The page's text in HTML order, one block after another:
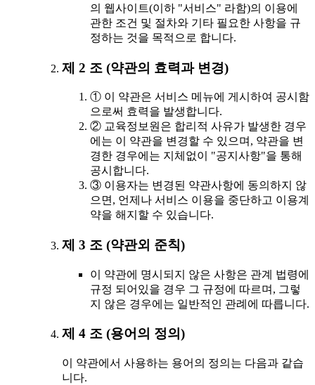
의 웹사이트(이하 "서비스" 라함)의 이용에
관한 조건 및 절차와 기타 필요한 사항을 규
정하는 것을 목적으로 합니다.
제 2 조 (약관의 효력과 변경)
① 이 약관은 서비스 메뉴에 게시하여 공시함
으로써 효력을 발생합니다.
② 교육정보원은 합리적 사유가 발생한 경우
에는 이 약관을 변경할 수 있으며, 약관을 변
경한 경우에는 지체없이 "공지사항"을 통해
공시합니다.
③ 이용자는 변경된 약관사항에 동의하지 않
으면, 언제나 서비스 이용을 중단하고 이용계
약을 해지할 수 있습니다.
제 3 조 (약관외 준칙)
이 약관에 명시되지 않은 사항은 관계 법령에
규정 되어있을 경우 그 규정에 따르며, 그렇
지 않은 경우에는 일반적인 관례에 따릅니다.
제 4 조 (용어의 정의)
이 약관에서 사용하는 용어의 정의는 다음과 같습
니다.